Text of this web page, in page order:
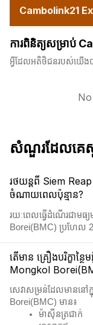
Cambolink21
ការពិនិត្យសម្រាប់
អ្វីដែលអតិថិជនរបស់យើ
សំណួរដែលគេ
រថយន្តពី Siem
ចំណាយពេលប៉ុន្មាន?
រយៈពេលធ្វើដំណើរជាម
Borei(BMC) ប្រហែល
តើមាន គ្រឿងបរិក្ខាន្ថ
Mongkol
សេវាសម្រន់ដែលមាននៅ
Borei(BMC) មាន៖
ម៉ាស៊ីនត្រជាក់